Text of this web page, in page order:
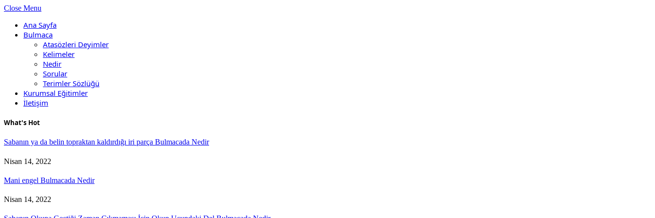
Close Menu
Ana Sayfa
Bulmaca
Atasözleri Deyimler
Kelimeler
Nedir
Sorular
Terimler Sözlüğü
Kurumsal Eğitimler
İletişim
What's Hot
Sabanın ya da belin topraktan kaldırdığı iri parça Bulmacada Nedir
Nisan 14, 2022
Mani engel Bulmacada Nedir
Nisan 14, 2022